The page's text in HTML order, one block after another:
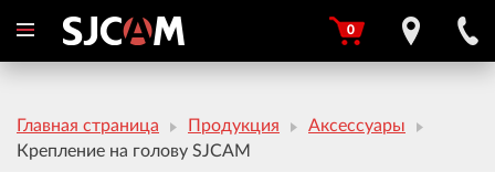
0
Главная страница Продукция
Аксессуары
Крепление на голову SJCAM